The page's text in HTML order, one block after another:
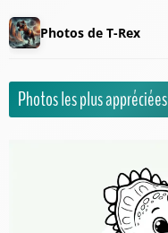
Photos de T-Rex
Photos les plus appréciées